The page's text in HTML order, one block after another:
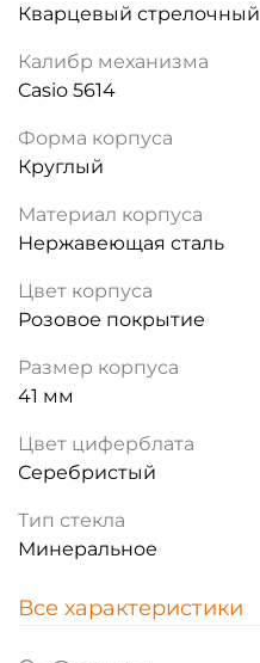
Кварцевый стрелочный
Калибр механизма
Casio 5614
Форма корпуса
Круглый
Материал корпуса
Нержавеющая сталь
Цвет корпуса
Розовое покрытие
Размер корпуса
41 мм
Цвет циферблата
Серебристый
Тип стекла
Минеральное
Все характеристики